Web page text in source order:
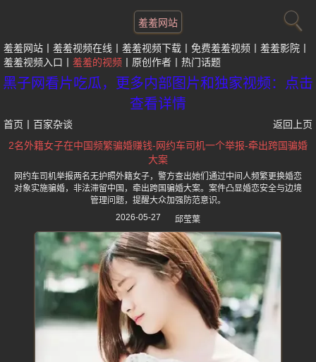
羞羞网站
羞羞网站 羞羞视频在线 羞羞视频下载 免费羞羞视频
羞羞影院
羞羞视频入口
羞羞的视频 原创作者 热门话题
黑子网看片吃瓜，更多内部图片和独家视频：点击
查看详情
首页 百家杂谈
返回上页
2名外籍女子在中国频繁骗婚赚钱-网约车司机一个举报-牵出跨国骗婚
大案
网约车司机举报两名无护照外籍女子，警方查出她们通过中间人频繁更换婚恋
对象实施骗婚，非法滞留中国，牵出跨国骗婚大案。案件凸显婚恋安全与边境
管理问题，提醒大众加强防范意识。
2026-05-27
邱莹葉